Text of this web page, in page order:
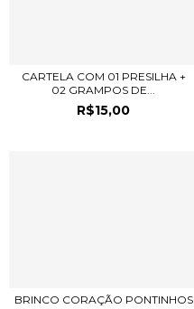
CARTELA COM 01 PRESILHA +
02 GRAMPOS DE...
R$15,00
BRINCO CORAÇÃO PONTINHOS